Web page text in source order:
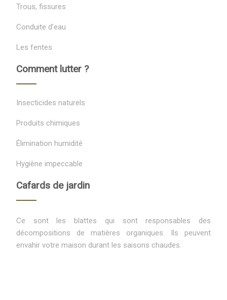
Trous, fissures
Conduite d’eau
Les fentes
Comment lutter ?
Insecticides naturels
Produits chimiques
Élimination humidité
Hygiène impeccable
Cafards de jardin
Ce sont les blattes qui sont responsables des
décompositions de matières organiques. Ils peuvent
envahir votre maison durant les saisons chaudes.